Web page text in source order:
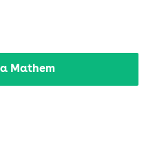
Mathem